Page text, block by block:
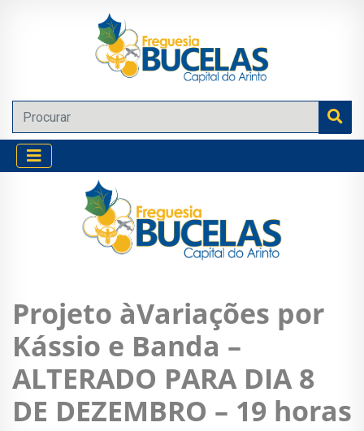
Projeto àVariações por
Kássio e Banda –
ALTERADO PARA DIA 8
DE DEZEMBRO – 19 horas